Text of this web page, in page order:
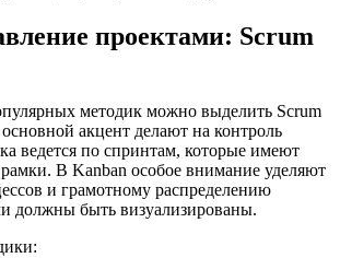
проектами: Scrum
методик можно выделить Scrum
акцент делают на контроль
ведется по спринтам, которые имеют
В Kanban особое внимание уделяют
и грамотному распределению
должны быть визуализированы.